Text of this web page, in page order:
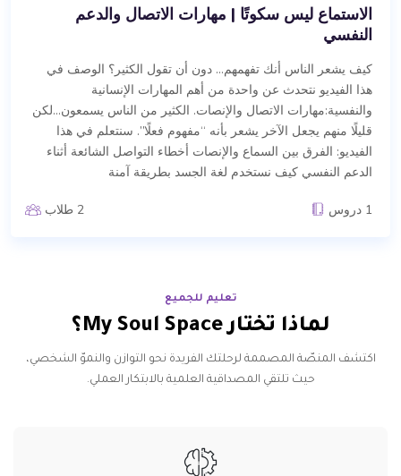
الاستماع ليس سكوتًا | مهارات الاتصال والدعم
النفسي
كيف يشعر الناس أنك تفهمهم… دون أن تقول الكثير؟ الوصف في
هذا الفيديو نتحدث عن واحدة من أهم المهارات الإنسانية
والنفسية:مهارات الاتصال والإنصات. الكثير من الناس يسمعون…لكن
قليلًا منهم يجعل الآخر يشعر بأنه “مفهوم فعلًا”. سنتعلم في هذا
الفيديو: الفرق بين السماع والإنصات أخطاء التواصل الشائعة أثناء
الدعم النفسي كيف نستخدم لغة الجسد بطريقة آمنة
1 دروس 2 طلاب
تعليم للجميع
لماذا تختار My Soul Space؟
اكتشف المنصّة المصممة لرحلتك الفريدة نحو التوازن والنموّ الشخصي،
حيث تلتقي المصداقية العلمية بالابتكار العملي.